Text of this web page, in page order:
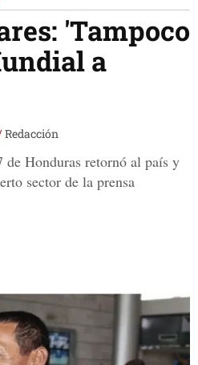
'Tampoco
a
Redacción
de Honduras retornó al país y
sector de la prensa